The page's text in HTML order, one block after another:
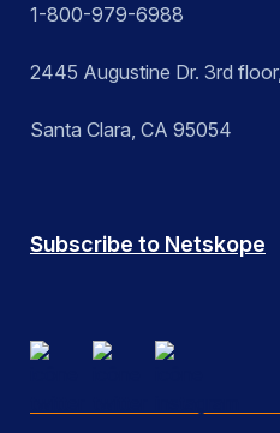
1-800-979-6988
2445 Augustine Dr. 3rd floor,
Santa Clara, CA 95054
Subscribe to Netskope